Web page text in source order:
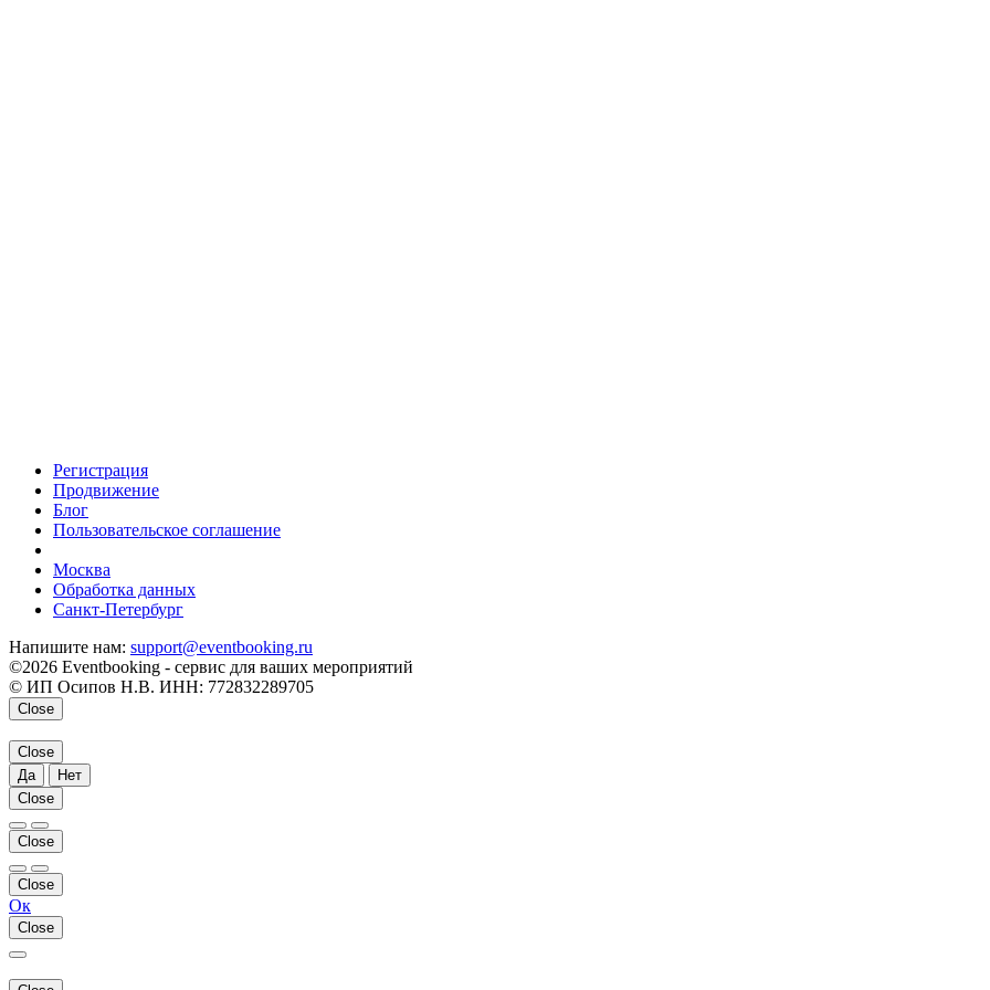
Регистрация
Продвижение
Блог
Пользовательское соглашение
Москва
Обработка данных
Санкт-Петербург
Напишите нам: support@eventbooking.ru
©2026 Eventbooking - сервис для ваших мероприятий
© ИП Осипов Н.В. ИНН: 772832289705
Close
Close
Да
Нет
Close
Close
Close
Ок
Close